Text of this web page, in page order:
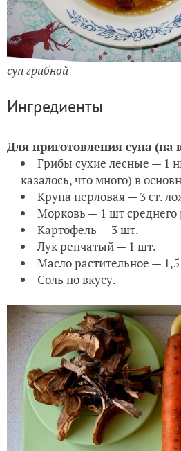
суп грибной
Ингредиенты
Для приготовления супа (на
Грибы сухие лесные — 1
казалось, что много) в
Крупа перловая — 3 ст.
Морковь — 1 шт среднего
Картофель — 3 шт.
Лук репчатый — 1 шт.
Масло растительное —
Соль по вкусу.